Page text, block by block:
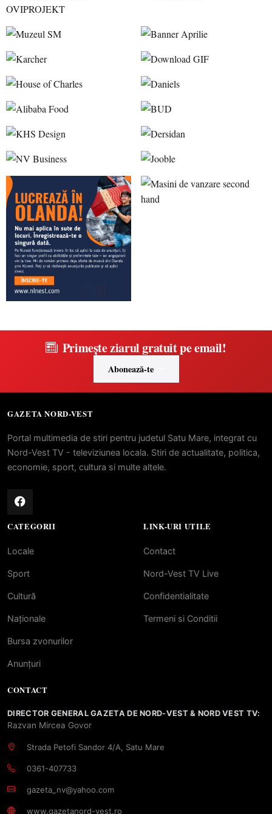
Primește ziarul gratuit pe email!
Abonează-te
GAZETA NORD-VEST
Portal multimedia de stiri pentru judetul Satu Mare, integrat cu
Nord-Vest TV - televiziunea locala. Stiri de actualitate, politica,
economie, sport, cultura si multe altele.
CATEGORII
Locale
Sport
Cultură
Naționale
Bursa zvonurilor
Anunțuri
LINK-URI UTILE
Contact
Nord-Vest TV Live
Confidentialitate
Termeni si Conditii
CONTACT
DIRECTOR GENERAL GAZETA DE NORD-VEST & NORD VEST TV:
Razvan Mircea Govor
Strada Petofi Sandor 4/A, Satu Mare
0361-407733
gazeta_nv@yahoo.com
www.gazetanord-vest.ro